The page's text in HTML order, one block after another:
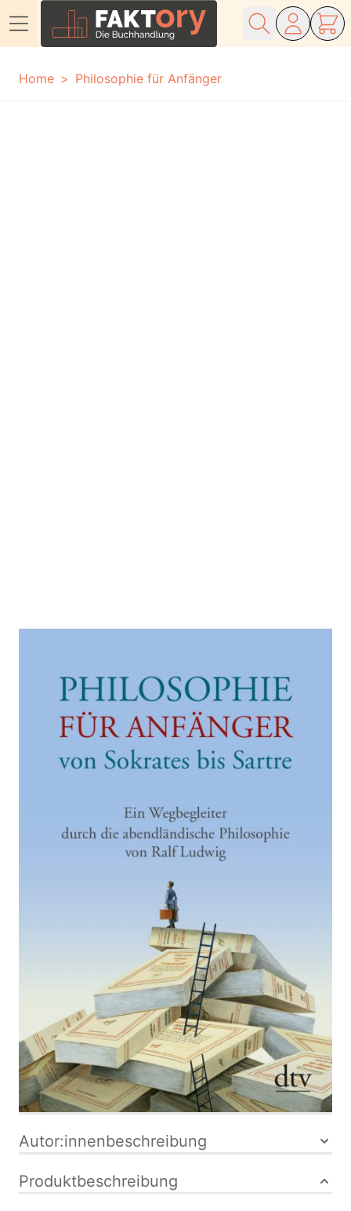
Home
Philosophie für Anfänger
Philosophie für
Anfänger
von Sokrates bis Sartre
01.02.2015
388 Seiten
kartoniert
ISBN: 978-3-
423-34824-9
Bibliografische Daten
Autor:innenbeschreibung
Produktbeschreibung